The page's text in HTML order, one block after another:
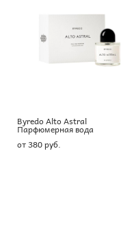
Byredo Alto Astral
Парфюмерная вода
от 380 pуб.